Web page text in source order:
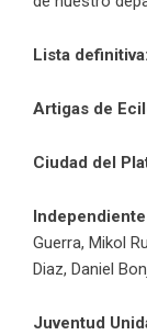
Lista definitiva:
Artigas de
Ciudad del
Guerra, Mikol
Diaz, Daniel
Juventud